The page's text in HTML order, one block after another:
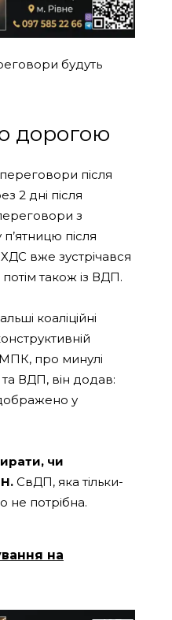
будуть
дорогою
після
2 дні після
з
після
вже зустрічався
також із ВДП.
коаліційні
про минулі
ВДП, він додав:
у
чи
СвДП, яка тільки-
не потрібна.
на